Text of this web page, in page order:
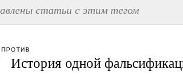
статьи с этим тегом
ПРОТИВ
История одной